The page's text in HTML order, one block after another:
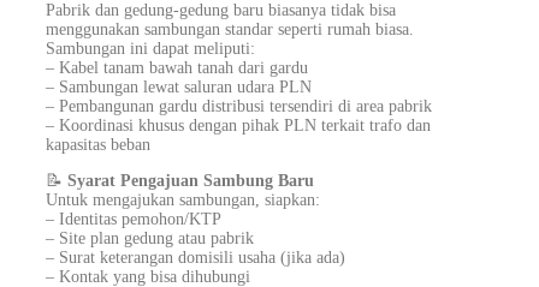
Pabrik dan gedung-gedung baru biasanya tidak bisa
menggunakan sambungan standar seperti rumah biasa.
Sambungan ini dapat meliputi:
– Kabel tanam bawah tanah dari gardu
– Sambungan lewat saluran udara PLN
– Pembangunan gardu distribusi tersendiri di area pabrik
– Koordinasi khusus dengan pihak PLN terkait trafo dan
kapasitas beban
📝 Syarat Pengajuan Sambung Baru
Untuk mengajukan sambungan, siapkan:
– Identitas pemohon/KTP
– Site plan gedung atau pabrik
– Surat keterangan domisili usaha (jika ada)
– Kontak yang bisa dihubungi